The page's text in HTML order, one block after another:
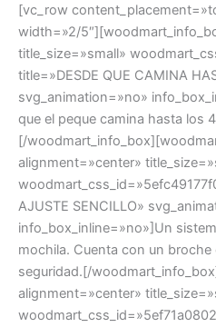
[vc_row
width=»2/
title_size=»small»
title=»DESDE QUE CAMINA
svg_animation=»no»
que el peque camina hasta los
[/
alignment=»center»
AJUSTE SENCILLO»
info_box_inline=»no»]Un
mochila. Cuenta con un
seguridad.[/
alignment=»center»